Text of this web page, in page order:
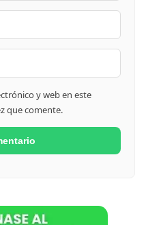
y web en este
que comente.